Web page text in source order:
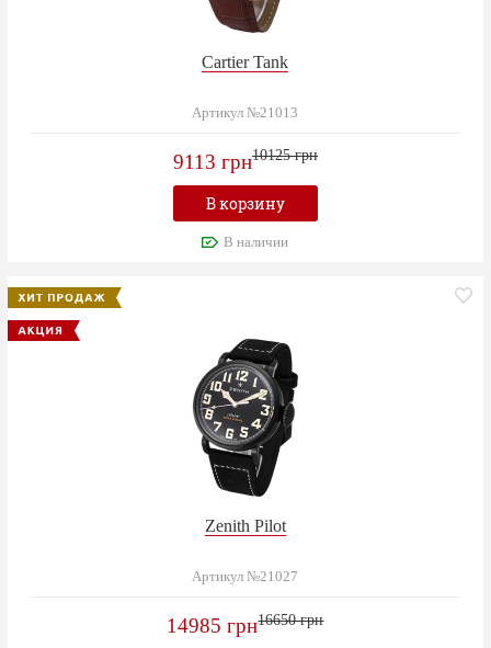
Cartier Tank
Артикул №21013
9113 грн10125 грн
В корзину
В наличии
Zenith Pilot
Артикул №21027
14985 грн16650 грн